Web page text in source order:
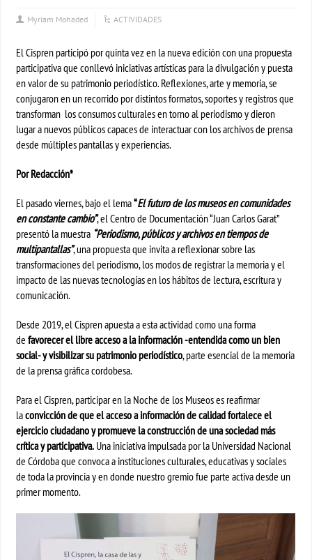
Myriam Mohaded ACTIVIDADES
El Cispren participó por quinta vez en la nueva edición con una propuesta
participativa que conllevó iniciativas artísticas para la divulgación y puesta
en valor de su patrimonio periodístico. Reflexiones, arte y memoria, se
conjugaron en un recorrido por distintos formatos, soportes y registros que
transforman los consumos culturales en torno al periodismo y dieron
lugar a nuevos públicos capaces de interactuar con los archivos de prensa
desde múltiples pantallas y experiencias.
Por Redacción*
El pasado viernes, bajo el lema“El futuro de los museos en comunidades
en constante cambio”, el Centro de Documentación “Juan Carlos Garat”
presentó la muestra “Periodismo, públicos y archivos en tiempos de
multipantallas”, una propuesta que invita a reflexionar sobre las
transformaciones del periodismo, los modos de registrar la memoria y el
impacto de las nuevas tecnologías en los hábitos de lectura, escritura y
comunicación.
Desde 2019, el Cispren apuesta a esta actividad como una forma
defavorecer el libre acceso a la información -entendida como un bien
social- y visibilizar su patrimonio periodístico, parte esencial de la memoria
de la prensa gráfica cordobesa.
Para el Cispren, participar en la Noche de los Museos es reafirmar
laconvicción de que el acceso a información de calidad fortalece el
ejercicio ciudadano y promueve la construcción de una sociedad más
crítica y participativa. Una iniciativa impulsada por la Universidad Nacional
de Córdoba que convoca a instituciones culturales, educativas y sociales
de toda la provincia y en donde nuestro gremio fue parte activa desde un
primer momento.